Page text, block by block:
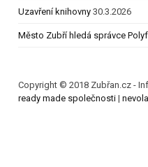
Uzavření knihovny 30.3.2026
Město Zubří hledá správce
Copyright © 2018 Zubřan.cz -
ready made společnosti |